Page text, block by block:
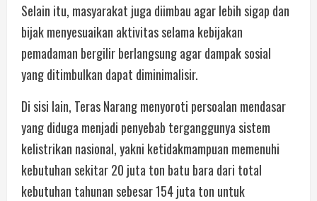
Selain itu, masyarakat juga diimbau agar lebih sigap dan
bijak menyesuaikan aktivitas selama kebijakan
pemadaman bergilir berlangsung agar dampak sosial
yang ditimbulkan dapat diminimalisir.
Di sisi lain, Teras Narang menyoroti persoalan mendasar
yang diduga menjadi penyebab terganggunya sistem
kelistrikan nasional, yakni ketidakmampuan memenuhi
kebutuhan sekitar 20 juta ton batu bara dari total
kebutuhan tahunan sebesar 154 juta ton untuk